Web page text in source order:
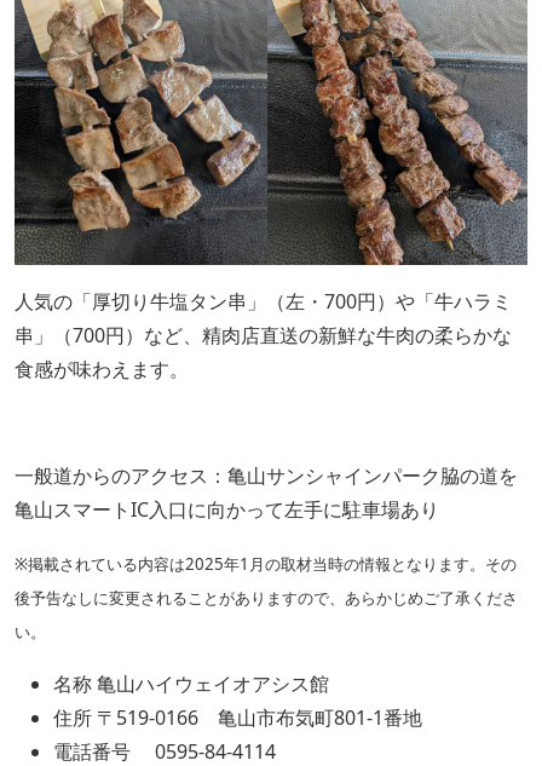
人気の「厚切り牛塩タン串」（左・700円）や「牛ハラミ
串」（700円）など、精肉店直送の新鮮な牛肉の柔らかな
食感が味わえます。
一般道からのアクセス：亀山サンシャインパーク脇の道を
亀山スマートIC入口に向かって左手に駐車場あり
※掲載されている内容は2025年1月の取材当時の情報となります。その
後予告なしに変更されることがありますので、あらかじめご了承くださ
い。
名称 亀山ハイウェイオアシス館
住所 〒519-0166 亀山市布気町801-1番地
電話番号 0595-84-4114